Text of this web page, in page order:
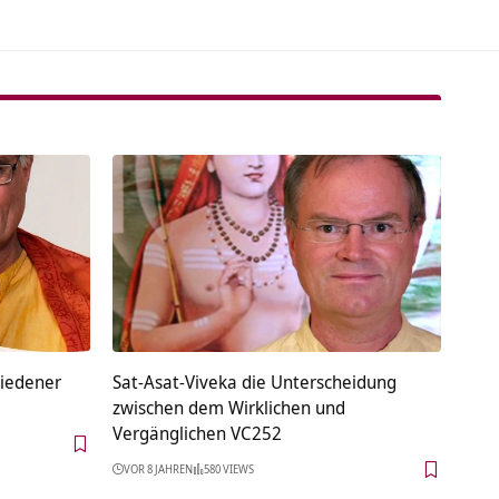
Sat-Asat-Viveka die Unterscheidung
zwischen dem Wirklichen und
Vergänglichen VC252
VOR 8 JAHREN 580 VIEWS